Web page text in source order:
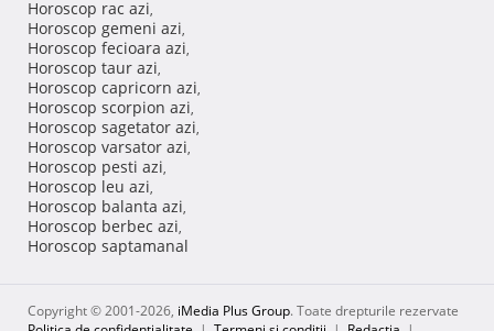
Horoscop rac azi,
Horoscop gemeni azi,
Horoscop fecioara azi,
Horoscop taur azi,
Horoscop capricorn azi,
Horoscop scorpion azi,
Horoscop sagetator azi,
Horoscop varsator azi,
Horoscop pesti azi,
Horoscop leu azi,
Horoscop balanta azi,
Horoscop berbec azi,
Horoscop saptamanal
Copyright © 2001-2026, iMedia Plus Group. Toate drepturile rezervate